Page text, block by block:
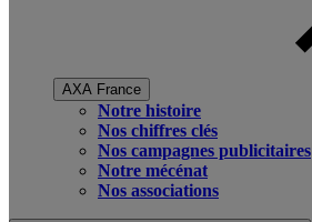
AXA France
Notre histoire
Nos chiffres clés
Nos campagnes publicitaires
Notre mécénat
Nos associations